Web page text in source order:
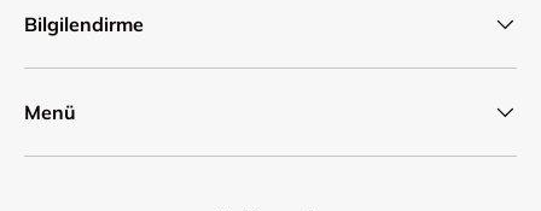
Bilgilendirme
Menü